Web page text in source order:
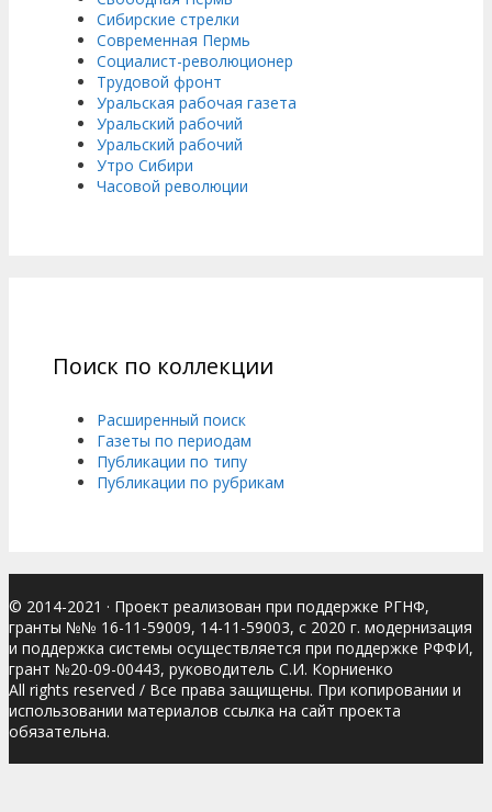
Сибирские стрелки
Современная Пермь
Социалист-революционер
Трудовой фронт
Уральская рабочая газета
Уральский рабочий
Уральский рабочий
Утро Сибири
Часовой революции
Поиск по коллекции
Расширенный поиск
Газеты по периодам
Публикации по типу
Публикации по рубрикам
© 2014-2021 · Проект реализован при поддержке РГНФ,
гранты №№ 16-11-59009, 14-11-59003, с 2020 г. модернизация
и поддержка системы осуществляется при поддержке РФФИ,
грант №20-09-00443, руководитель С.И. Корниенко
All rights reserved / Все права защищены. При копировании и
использовании материалов ссылка на сайт проекта
обязательна.